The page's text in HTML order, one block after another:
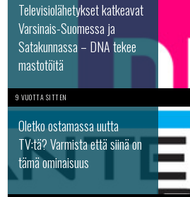
Televisiolähetykset katkeavat
Varsinais-Suomessa ja
Satakunnassa – DNA tekee
mastotöitä
9 VUOTTA SITTEN
Oletko ostamassa uutta
TV:tä? Varmista että siinä on
tämä ominaisuus